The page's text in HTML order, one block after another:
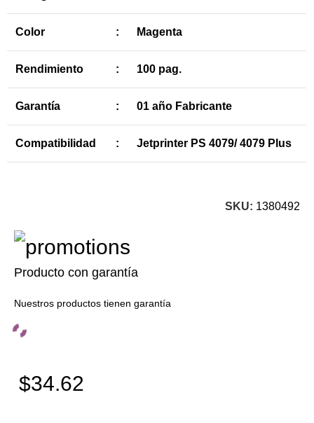
Color : Magenta
Rendimiento : 100 pag.
Garantía : 01 año Fabricante
Compatibilidad : Jetprinter PS 4079/ 4079 Plus
SKU: 1380492
Producto con garantía
Nuestros productos tienen garantía
$34.62